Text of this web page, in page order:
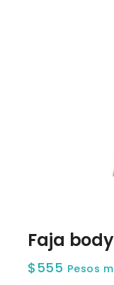
Faja
$555 Pesos